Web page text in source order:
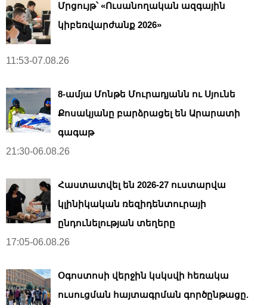
Մրցույթ՝ «Ուսանողական ազգային
կիբեռվարժանք 2026»
11:53-07.08.26
8-ամյա Մոնթե Մուրադյանն ու Սյունե
Քոսակյանը բարձրացել են Արարատի
գագաթ
21:30-06.08.26
Հաստատվել են 2026-27 ուստարվա
կլինիկական ռեզիդենտուրայի
ընդունելության տեղերը
17:05-06.08.26
Օգոստոսի վերջին կսկսվի հեռակա
ուսուցման հայտագրման գործընթացը.